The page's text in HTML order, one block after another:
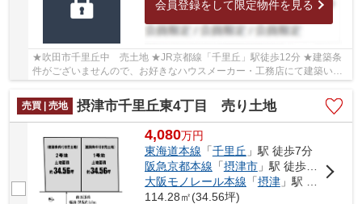
会員登録をして限定物件を見る
★吹田市千里丘中 売土地 ★JR京都線「千里丘」駅徒歩12分 ★建築条
件がございませんので、お好きなハウスメーカー・工務店にて建築いた
だけます ★土地面積約38.78坪(128.23㎡) ★建ぺい...
売買 | 売地
摂津市千里丘東4丁目 売り土地
4,080万円
東海道本線 「千里丘 」駅 徒歩7分
阪急京都本線 「摂津市」駅 徒歩5分
大阪モノレール本線 「摂津」駅 徒歩20分
114.28㎡(34.56坪)